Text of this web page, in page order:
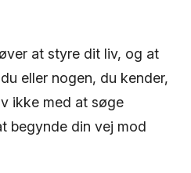
at styre dit liv, og at
eller nogen, du kender,
ikke med at søge
begynde din vej mod